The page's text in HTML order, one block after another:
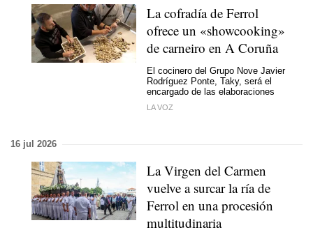
La cofradía de Ferrol
ofrece un «showcooking»
de carneiro en A Coruña
El cocinero del Grupo Nove Javier
Rodríguez Ponte, Taky, será el
encargado de las elaboraciones
LA VOZ
16 jul 2026
La Virgen del Carmen
vuelve a surcar la ría de
Ferrol en una procesión
multitudinaria